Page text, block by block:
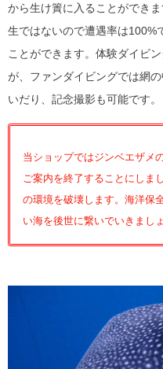
から生け簀に入ることができ
生ではないので遭遇率は100%
ことができます。体験ダイビ
が、ファンダイビングでは網
いだり、記念撮影も可能です。
当ショップではジンベエザメ
ご案内を終了することにしま
の環境を破壊します。海洋保
い海を後世に繋いでいきましょ